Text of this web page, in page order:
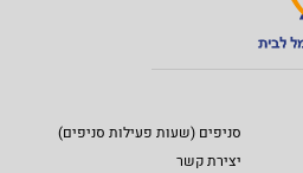
סניפים (שעות פעילות סניפים)
יצירת קשר